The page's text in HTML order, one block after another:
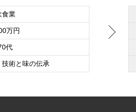
食業
万円
代
術と味の伝承